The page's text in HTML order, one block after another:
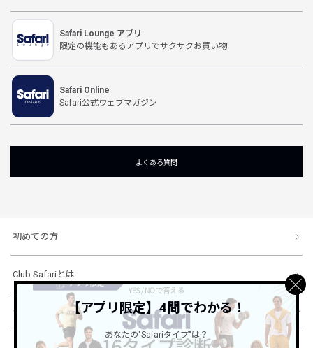
Safari Lounge アプリ
限定の機能もあるアプリでサクサクお買い物
Safari Online
Safari公式ウェブマガジン
よくある質問
初めての方
Club Safariとは
ショッピングガイド【アプリ限定】4問でわかる！
あなたの"Safariタイプ"は？